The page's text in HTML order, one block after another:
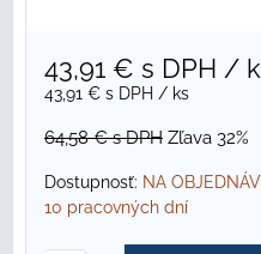
43,91 € s DPH /
43,91 € s DPH / ks
64,58 €s DPH Zľava 32%
Dostupnosť: NA
10 pracovných dní